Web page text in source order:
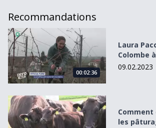
Recommandations
Laura Paccot reprend La Colombe à
00:02:36
Laura
Colombe
09.02.2023
Comment cohabiter dans les pâturages ?
les